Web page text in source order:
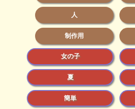
人
制作用
女の子
夏
簡単